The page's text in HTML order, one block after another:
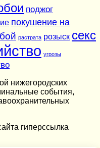
поджог
покушение на
растрата розыск секс
угрозы
нижегородских
события,
гиперссылка